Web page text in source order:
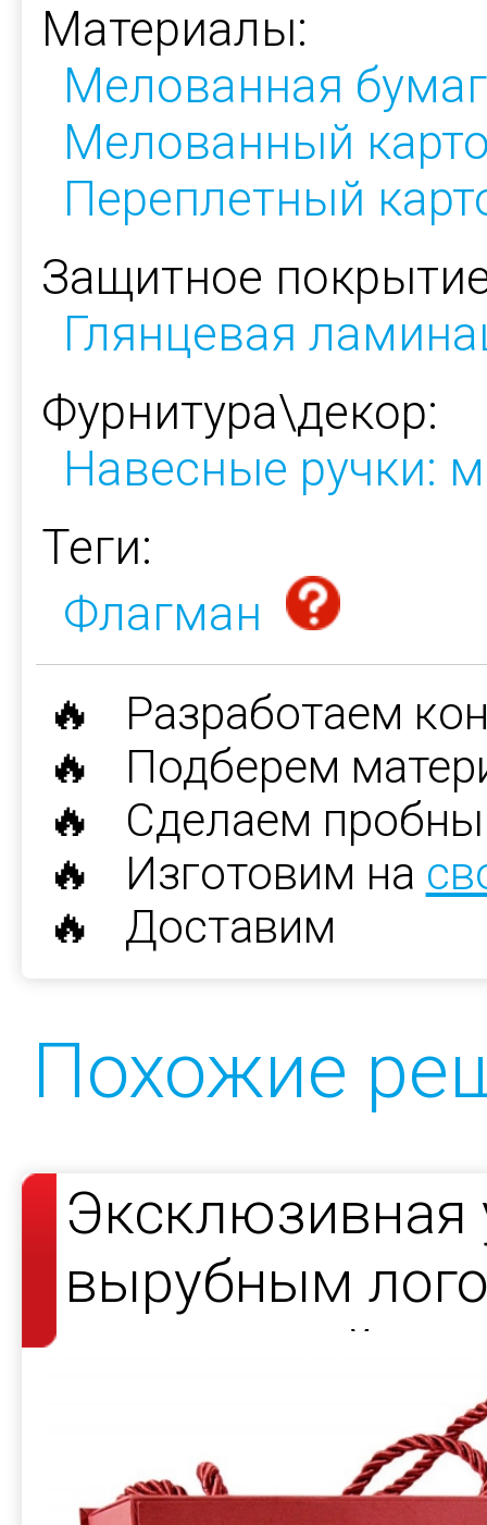
Материалы:
Мелованная
Мелованный
Переплетный
Защитное
Глянцевая
Фурнитура\декор:
Навесные ручки:
Теги:
Флагман
🔥 Разработаем
🔥 Подберем
🔥 Сделаем
🔥 Изготовим на
🔥 Доставим
Похожие
Эксклюзивная
вырубным
подсветкой